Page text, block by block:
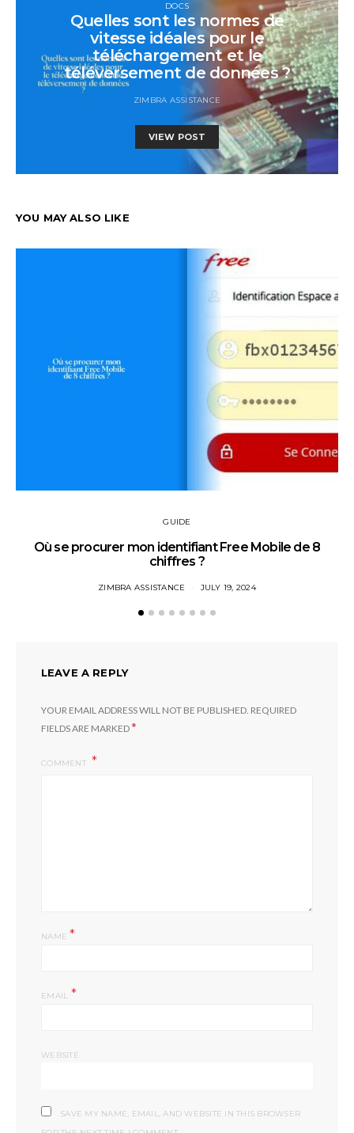
DOCS
Quelles sont les normes de
vitesse idéales pour le
téléchargement et le
téléversement de données ?
ZIMBRA ASSISTANCE
VIEW POST
YOU MAY ALSO LIKE
GUIDE
Où se procurer mon identifiant Free Mobile de 8
chiffres ?
ZIMBRA ASSISTANCE JULY 19, 2024
LEAVE A REPLY
YOUR EMAIL ADDRESS WILL NOT BE PUBLISHED. REQUIRED
FIELDS ARE MARKED*
COMMENT
NAME*
EMAIL *
WEBSITE
SAVE MY NAME, EMAIL, AND WEBSITE IN THIS BROWSER